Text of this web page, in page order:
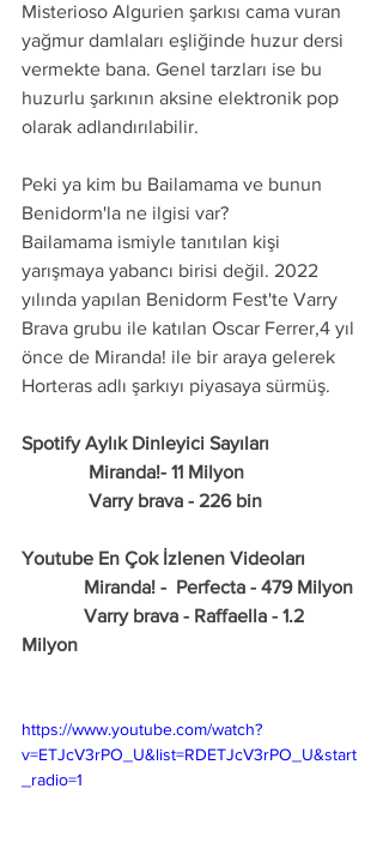
Misterioso Algurien şarkısı cama vuran
yağmur damlaları eşliğinde huzur dersi
vermekte bana. Genel tarzları ise bu
huzurlu şarkının aksine elektronik pop
olarak adlandırılabilir.
Peki ya kim bu Bailamama ve bunun
Benidorm'la ne ilgisi var?
Bailamama ismiyle tanıtılan kişi
yarışmaya yabancı birisi değil. 2022
yılında yapılan Benidorm Fest'te Varry
Brava grubu ile katılan Oscar Ferrer,4 yıl
önce de Miranda! ile bir araya gelerek
Horteras adlı şarkıyı piyasaya sürmüş.
Spotify Aylık Dinleyici Sayıları
              Miranda!- 11 Milyon
              Varry brava - 226 bin
Youtube En Çok İzlenen Videoları
             Miranda! -  Perfecta - 479 Milyon
Milyon
https://www.youtube.com/watch?
v=ETJcV3rPO_U&list=RDETJcV3rPO_U&start
_radio=1